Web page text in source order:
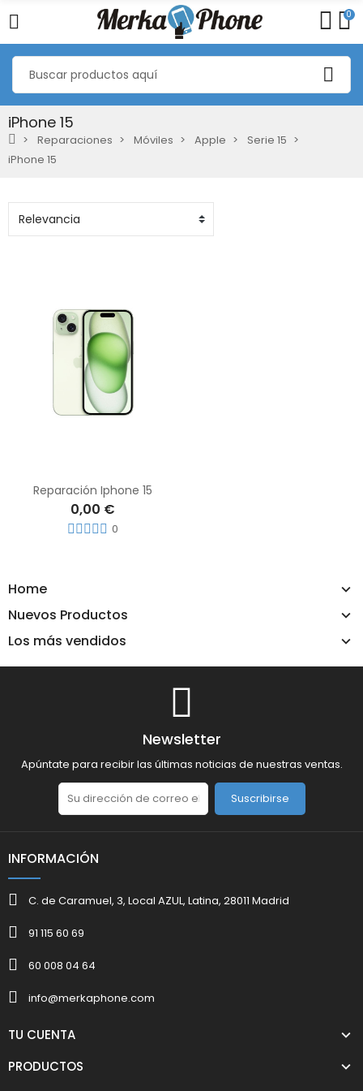
0
iPhone 15
Reparaciones Móviles Apple
Serie 15
iPhone 15
Home
Nuevos Productos
Los más vendidos
Reparación Iphone 15
0,00 €
0
Newsletter
Apúntate para recibir las últimas noticias de nuestras ventas.
Suscribirse
INFORMACIÓN
C. de Caramuel, 3, Local AZUL, Latina, 28011 Madrid
91 115 60 69
60 008 04 64
info@merkaphone.com
TU CUENTA
PRODUCTOS